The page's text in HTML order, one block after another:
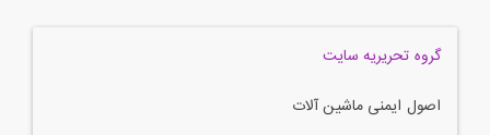
گروه تحریریه سایت
اصول ایمنی ماشین آلات